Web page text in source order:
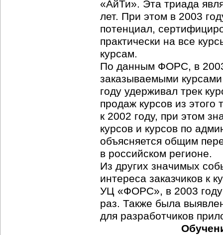
«АйТи». Эта триада
лет. При этом в 2003
потенциал,
практически на все
курсам.
По данным ФОРС, в
заказываемыми
году удерживал трек
продаж курсов из
к 2002 году, при этом
курсов и курсов по
объясняется общим
в российском регионе.
Из других значимых
интереса заказчиков к
УЦ «ФОРС», в 2003 году
раз. Также была
для разработчиков